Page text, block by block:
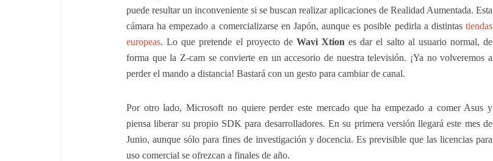
puede resultar un inconveniente si se buscan realizar aplicaciones de Realidad Aumentada. Esta
cámara ha empezado a comercializarse en Japón, aunque es posible pedirla a distintas tiendas
europeas. Lo que pretende el proyecto de Wavi Xtion es dar el salto al usuario normal, de
forma que la Z-cam se convierte en un accesorio de nuestra televisión. ¡Ya no volveremos a
perder el mando a distancia! Bastará con un gesto para cambiar de canal.
Por otro lado, Microsoft no quiere perder este mercado que ha empezado a comer Asus y
piensa liberar su propio SDK para desarrolladores. En su primera versión llegará este mes de
Junio, aunque sólo para fines de investigación y docencia. Es previsible que las licencias para
uso comercial se ofrezcan a finales de año.